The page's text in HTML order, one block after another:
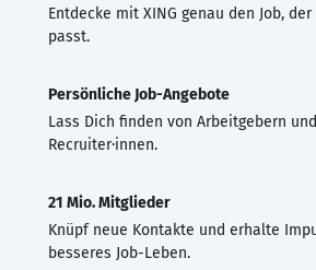
Entdecke mit XING genau den Job,
passt.
Persönliche Job-Angebote
Lass Dich finden von Arbeitgebern
Recruiter·innen.
21 Mio. Mitglieder
Knüpf neue Kontakte und erhalte
besseres Job-Leben.